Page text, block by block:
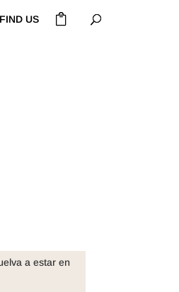
FIND US
a estar en